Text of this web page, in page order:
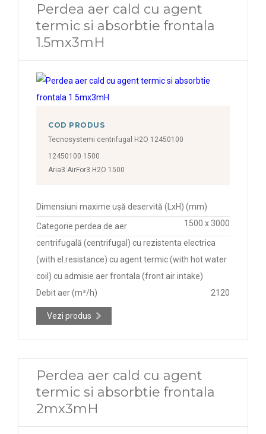
Perdea aer cald cu agent
termic si absorbtie frontala
1.5mx3mH
COD PRODUS
Tecnosystemi centrifugal H2O 12450100
12450100 1500
Aria3 AirFor3 H2O 1500
Dimensiuni maxime ușă deservită (LxH) (mm)
1500 x 3000
Categorie perdea de aer
centrifugală (centrifugal) cu rezistenta electrica
(with el.resistance) cu agent termic (with hot water
coil) cu admisie aer frontala (front air intake)
Debit aer (m³/h)
2120
Vezi produs
Perdea aer cald cu agent
termic si absorbtie frontala
2mx3mH